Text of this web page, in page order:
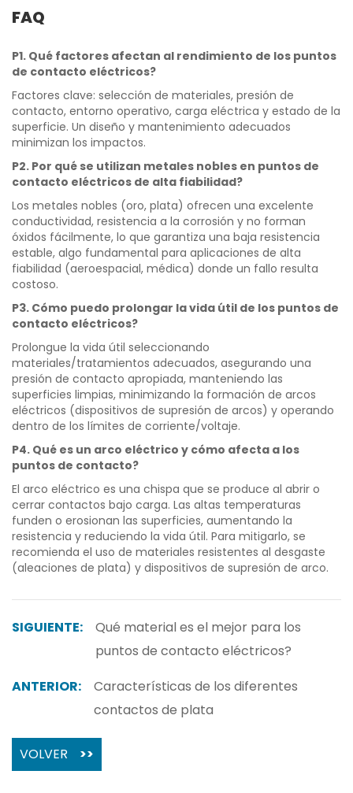
FAQ
P1. Qué factores afectan al rendimiento de los puntos
de contacto eléctricos?
Factores clave: selección de materiales, presión de
contacto, entorno operativo, carga eléctrica y estado de la
superficie. Un diseño y mantenimiento adecuados
minimizan los impactos.
P2. Por qué se utilizan metales nobles en puntos de
contacto eléctricos de alta fiabilidad?
Los metales nobles (oro, plata) ofrecen una excelente
conductividad, resistencia a la corrosión y no forman
óxidos fácilmente, lo que garantiza una baja resistencia
estable, algo fundamental para aplicaciones de alta
fiabilidad (aeroespacial, médica) donde un fallo resulta
costoso.
P3. Cómo puedo prolongar la vida útil de los puntos de
contacto eléctricos?
Prolongue la vida útil seleccionando
materiales/tratamientos adecuados, asegurando una
presión de contacto apropiada, manteniendo las
superficies limpias, minimizando la formación de arcos
eléctricos (dispositivos de supresión de arcos) y operando
dentro de los límites de corriente/voltaje.
P4. Qué es un arco eléctrico y cómo afecta a los
puntos de contacto?
El arco eléctrico es una chispa que se produce al abrir o
cerrar contactos bajo carga. Las altas temperaturas
funden o erosionan las superficies, aumentando la
resistencia y reduciendo la vida útil. Para mitigarlo, se
recomienda el uso de materiales resistentes al desgaste
(aleaciones de plata) y dispositivos de supresión de arco.
SIGUIENTE:
Qué material es el mejor para los
puntos de contacto eléctricos?
ANTERIOR:
Características de los diferentes
contactos de plata
VOLVER >>